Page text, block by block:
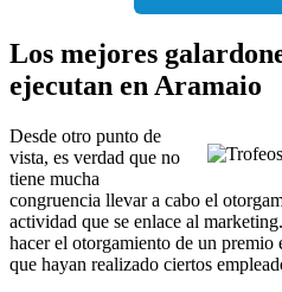
Los mejores
ejecutan en Aramaio
Desde otro punto de
vista, es verdad que no
tiene mucha
congruencia llevar a cabo el
actividad que se enlace al
hacer el otorgamiento de un premio
que hayan realizado ciertos